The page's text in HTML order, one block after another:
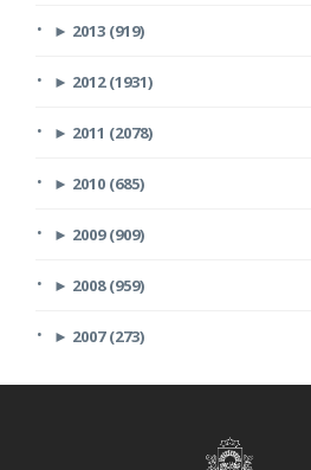
► 2013 (919)
► 2012 (1931)
► 2011 (2078)
► 2010 (685)
► 2009 (909)
► 2008 (959)
► 2007 (273)